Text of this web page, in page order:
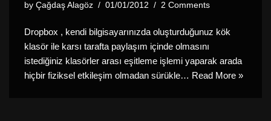
by Çağdaş Alagöz 01/01/2012 2 Comments
Dropbox , kendi bilgisayarınızda oluşturduğunuz kök
klasör ile karsı tarafta paylaşım içinde olmasını
istediğiniz klasörler arası eşitleme işlemi yaparak arada
hiçbir fiziksel etkileşim olmadan sürükle… Read More »